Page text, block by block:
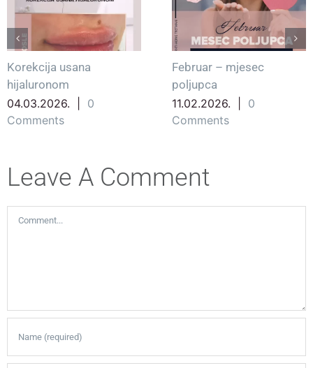
Korekcija usana
hijaluronom
04.03.2026.
0
Comments
Februar – mjesec
poljupca
11.02.2026.
0
Comments
Leave A Comment
Comment